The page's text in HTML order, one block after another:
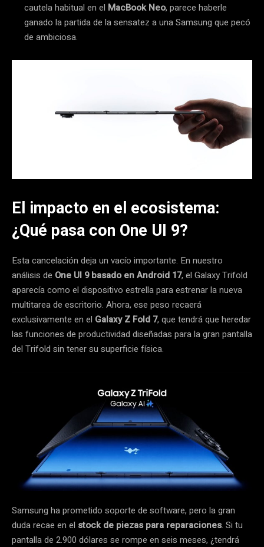
cautela habitual en el MacBook Neo, parece haberle
ganado la partida de la sensatez a una Samsung que pecó
de ambiciosa.
El impacto en el ecosistema:
¿Qué pasa con One UI 9?
Esta cancelación deja un vacío importante. En nuestro
análisis de One UI 9 basado en Android 17, el Galaxy Trifold
aparecía como el dispositivo estrella para estrenar la nueva
multitarea de escritorio. Ahora, ese peso recaerá
exclusivamente en el Galaxy Z Fold 7, que tendrá que heredar
las funciones de productividad diseñadas para la gran pantalla
del Trifold sin tener su superficie física.
Samsung ha prometido soporte de software, pero la gran
duda recae en el stock de piezas para reparaciones. Si tu
pantalla de 2.900 dólares se rompe en seis meses, ¿tendrá